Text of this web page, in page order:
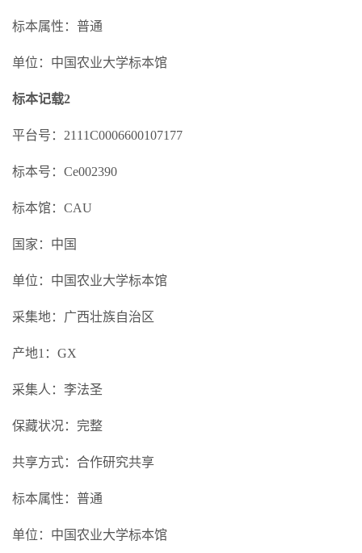
标本属性：普通
单位：中国农业大学标本馆
标本记载2
平台号：2111C0006600107177
标本号：Ce002390
标本馆：CAU
国家：中国
单位：中国农业大学标本馆
采集地：广西壮族自治区
产地1：GX
采集人：李法圣
保藏状况：完整
共享方式：合作研究共享
标本属性：普通
单位：中国农业大学标本馆